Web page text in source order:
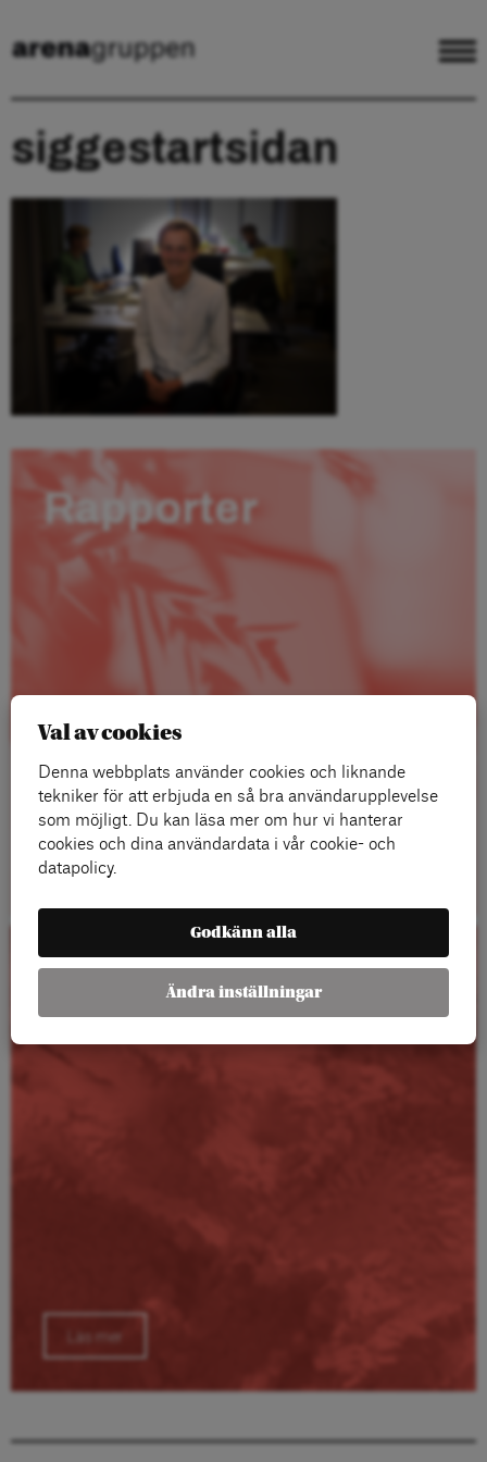
siggestartsidan
Rapporter
Läs mer
Kalender
Läs mer
Val av cookies
Denna webbplats använder cookies och liknande
tekniker för att erbjuda en så bra användarupplevelse
som möjligt. Du kan läsa mer om hur vi hanterar
cookies och dina användardata i vår cookie- och
datapolicy.
Godkänn alla
Ändra inställningar